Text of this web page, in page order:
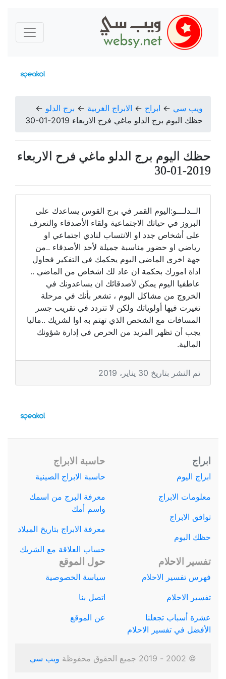
ويب سي ← ابراج ← الابراج الغربية ← برج الدلو ←
حظك اليوم برج الدلو ماغي فرح الاربعاء 2019-01-30
حظك اليوم برج الدلو ماغي فرح الاربعاء
2019-01-30
الــدلـــو:اليوم القمر في برج القوس يساعدك على
البروز في حياتك الاجتماعية ولقاء الأصدقاء والتعرف
على أشخاص جدد او الانتساب لنادي اجتماعي او
رياضي او حضور مناسبة جميلة لأحد الأصدقاء ..من
جهة اخرى الماضي اليوم يحكمك في التفكير فحاول
اداة امورك بحكمة ان عاد لك اشخاص من الماضي ..
عاطفيا اليوم يمكن لأصدقائك ان يساعدونك في
الخروج من مشاكل اليوم ، تشعر بأنك في مرحلة
تغيرت فيها أولوياتك ولكن لا تتردد في تقريب جسر
المسافات مع الشخص الذي تهتم به اوا لشريك ..ماليا
يجب أن تظهر المزيد من الحرص في إدارة شؤونك
المالية.
تم النشر بتاريخ 30 يناير، 2019
ابراج
ابراج اليوم
معلومات الابراج
توافق الابراج
حظك اليوم
حاسبة الابراج
حاسبة الابراج الصينية
معرفة البرج من اسمك
واسم أمك
معرفة الابراج بتاريخ الميلاد
حساب العلاقة مع الشريك
تفسير الاحلام
فهرس تفسير الاحلام
تفسير الاحلام
عشرة أسباب تجعلنا
الأفضل في تفسير الاحلام
حول الموقع
سياسة الخصوصية
اتصل بنا
عن الموقع
© 2002 - 2019 جميع الحقوق محفوظة ويب سي